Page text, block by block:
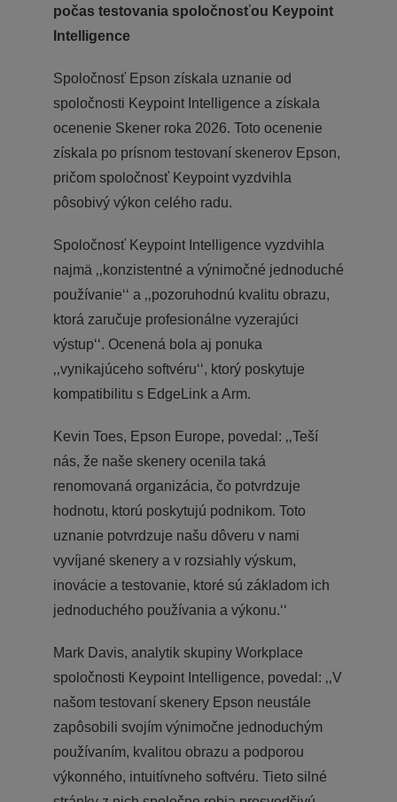
počas testovania spoločnosťou Keypoint
Intelligence
Spoločnosť Epson získala uznanie od
spoločnosti Keypoint Intelligence a získala
ocenenie Skener roka 2026. Toto ocenenie
získala po prísnom testovaní skenerov Epson,
pričom spoločnosť Keypoint vyzdvihla
pôsobivý výkon celého radu.
Spoločnosť Keypoint Intelligence vyzdvihla
najmä ‚‚konzistentné a výnimočné jednoduché
používanie‘‘ a ‚‚pozoruhodnú kvalitu obrazu,
ktorá zaručuje profesionálne vyzerajúci
výstup‘‘. Ocenená bola aj ponuka
‚‚vynikajúceho softvéru‘‘, ktorý poskytuje
kompatibilitu s EdgeLink a Arm.
Kevin Toes, Epson Europe, povedal: ‚‚Teší
nás, že naše skenery ocenila taká
renomovaná organizácia, čo potvrdzuje
hodnotu, ktorú poskytujú podnikom. Toto
uznanie potvrdzuje našu dôveru v nami
vyvíjané skenery a v rozsiahly výskum,
inovácie a testovanie, ktoré sú základom ich
jednoduchého používania a výkonu.‘‘
Mark Davis, analytik skupiny Workplace
spoločnosti Keypoint Intelligence, povedal: ‚‚V
našom testovaní skenery Epson neustále
zapôsobili svojím výnimočne jednoduchým
používaním, kvalitou obrazu a podporou
výkonného, intuitívneho softvéru. Tieto silné